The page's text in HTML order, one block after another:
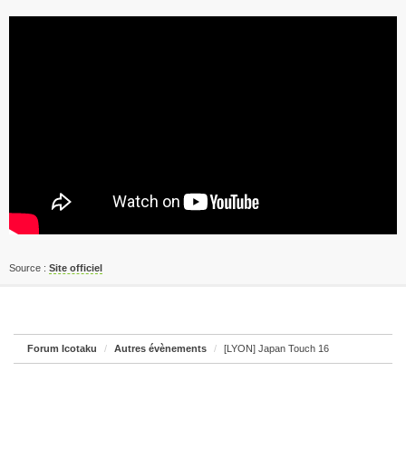
Source : Site officiel
Forum Icotaku Autres évènements [LYON] Japan Touch 16